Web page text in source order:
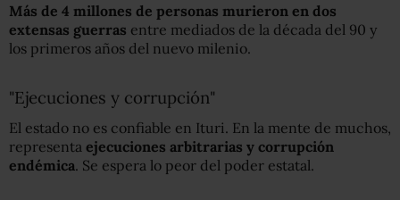
Más de 4 millones de personas murieron en dos
extensas guerras entre mediados de la década del 90 y
los primeros años del nuevo milenio.
"Ejecuciones y corrupción"
El estado no es confiable en Ituri. En la mente de muchos,
representa ejecuciones arbitrarias y corrupción
endémica. Se espera lo peor del poder estatal.